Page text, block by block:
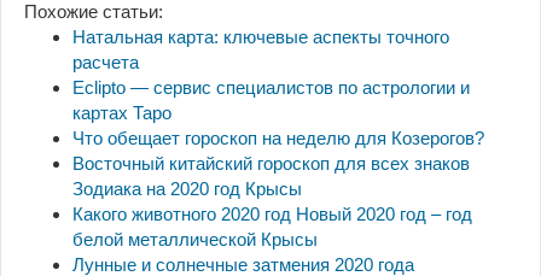
Похожие статьи:
Натальная карта: ключевые аспекты точного
расчета
Eclipto — сервис специалистов по астрологии и
картах Таро
Что обещает гороскоп на неделю для Козерогов?
Восточный китайский гороскоп для всех знаков
Зодиака на 2020 год Крысы
Какого животного 2020 год Новый 2020 год – год
белой металлической Крысы
Лунные и солнечные затмения 2020 года